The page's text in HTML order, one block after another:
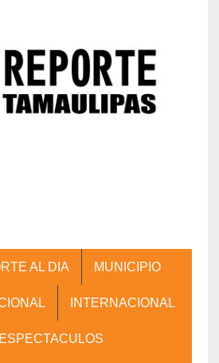
AL DIA MUNICIPIO
INTERNACIONAL
ESPECTACULOS